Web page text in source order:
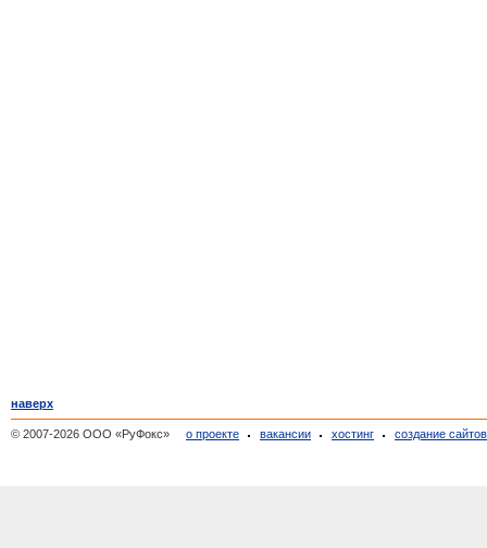
наверх
© 2007-2026 ООО «РуФокс» о проекте вакансии хостинг создание сайтов